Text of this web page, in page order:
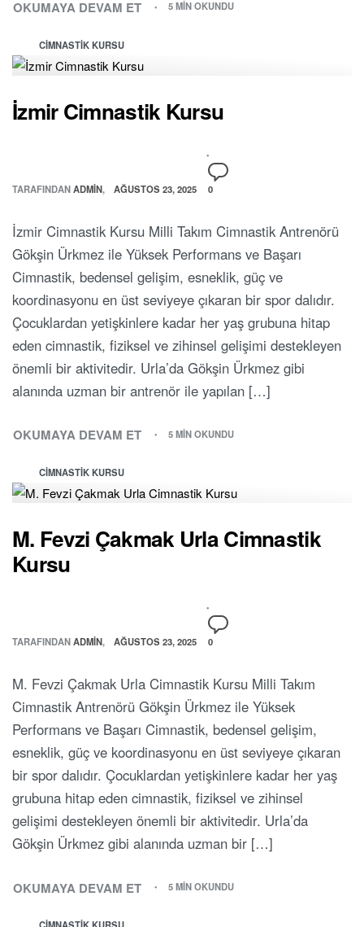
OKUMAYA DEVAM ET 5 MIN OKUNDU
CIMNASTIK KURSU
İzmir Cimnastik Kursu
TARAFINDANADMIN AĞUSTOS 23, 2025 0
İzmir Cimnastik Kursu Milli Takım Cimnastik Antrenörü
Gökşin Ürkmez ile Yüksek Performans ve Başarı
Cimnastik, bedensel gelişim, esneklik, güç ve
koordinasyonu en üst seviyeye çıkaran bir spor dalıdır.
Çocuklardan yetişkinlere kadar her yaş grubuna hitap
eden cimnastik, fiziksel ve zihinsel gelişimi destekleyen
önemli bir aktivitedir. Urla’da Gökşin Ürkmez gibi
alanında uzman bir antrenör ile yapılan […]
OKUMAYA DEVAM ET 5 MIN OKUNDU
CIMNASTIK KURSU
M. Fevzi Çakmak Urla Cimnastik
Kursu
TARAFINDANADMIN AĞUSTOS 23, 2025 0
M. Fevzi Çakmak Urla Cimnastik Kursu Milli Takım
Cimnastik Antrenörü Gökşin Ürkmez ile Yüksek
Performans ve Başarı Cimnastik, bedensel gelişim,
esneklik, güç ve koordinasyonu en üst seviyeye çıkaran
bir spor dalıdır. Çocuklardan yetişkinlere kadar her yaş
grubuna hitap eden cimnastik, fiziksel ve zihinsel
gelişimi destekleyen önemli bir aktivitedir. Urla’da
Gökşin Ürkmez gibi alanında uzman bir […]
OKUMAYA DEVAM ET 5 MIN OKUNDU